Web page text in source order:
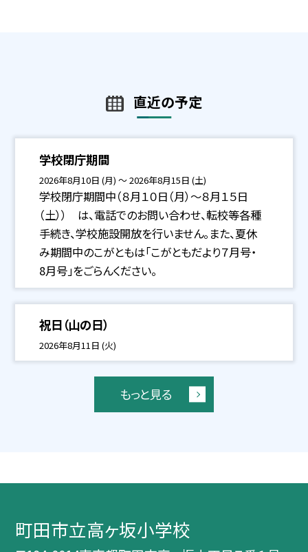
直近の予定
学校閉庁期間
2026年8月10日 (月) ～ 2026年8月15日 (土)
学校閉庁期間中（８月１０日（月）〜８月１５日
（土）） は、電話でのお問い合わせ、転校等各種
手続き、学校施設開放を行いません。また、夏休
み期間中のこがともは「こがともだより７月号・
8月号」をごらんください。
祝日（山の日）
2026年8月11日 (火)
もっと見る
町田市立高ヶ坂小学校